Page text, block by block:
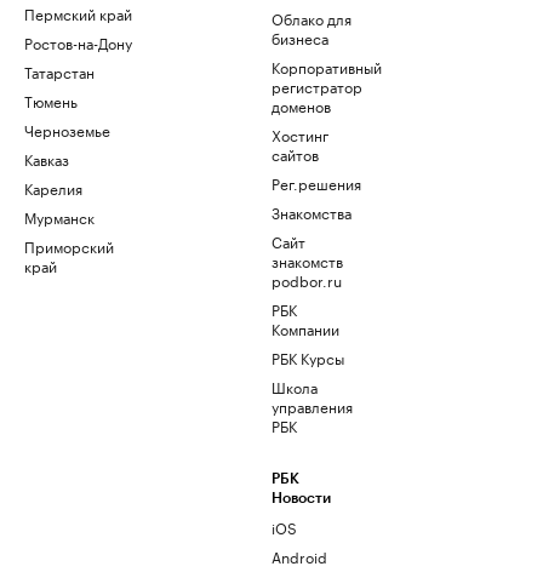
Пермский край
Ростов-на-Дону
Татарстан
Тюмень
Черноземье
Кавказ
Карелия
Мурманск
Приморский
край
Облако для
бизнеса
Корпоративный
регистратор
доменов
Хостинг
сайтов
Рег.решения
Знакомства
Сайт
знакомств
podbor.ru
РБК
Компании
РБК Курсы
Школа
управления
РБК
РБК
Новости
iOS
Android